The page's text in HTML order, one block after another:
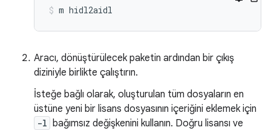
m hidl2aidl
Aracı, dönüştürülecek paketin ardından bir çıkış
diziniyle birlikte çalıştırın.
İsteğe bağlı olarak, oluşturulan tüm dosyaların en
üstüne yeni bir lisans dosyasının içeriğini eklemek için
-l bağımsız değişkenini kullanın. Doğru lisansı ve